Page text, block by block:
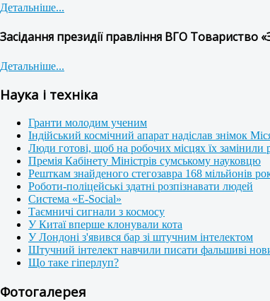
Детальніше...
Засідання президії правління ВГО Товариство
Детальніше...
Наука і техніка
Гранти молодим ученим
Індійський космічний апарат надіслав знімок
Люди готові, щоб на робочих місцях їх замінили
Премія Кабінету Міністрів сумському науковцю
Решткам знайденого стегозавра 168 мільйонів
Роботи-поліцейські здатні розпізнавати людей
Система «E-Social»
Таємничі сигнали з космосу
У Китаї вперше клонували кота
У Лондоні з'явився бар зі штучним інтелектом
Штучний інтелект навчили писати фальшиві
Що таке гіперлуп?
Фотогалерея